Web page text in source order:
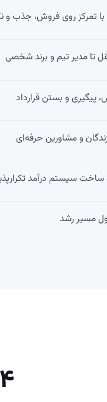
تمرکز روی فروش، جذب
تا مدیر تیم و برند شخصی
پیگیری و بستن قرارداد
و مشاورین حرفه‌ای
ساخت سیستم درآمد
مسیر رشد
۴ فاز تا جهش حرفه‌ای